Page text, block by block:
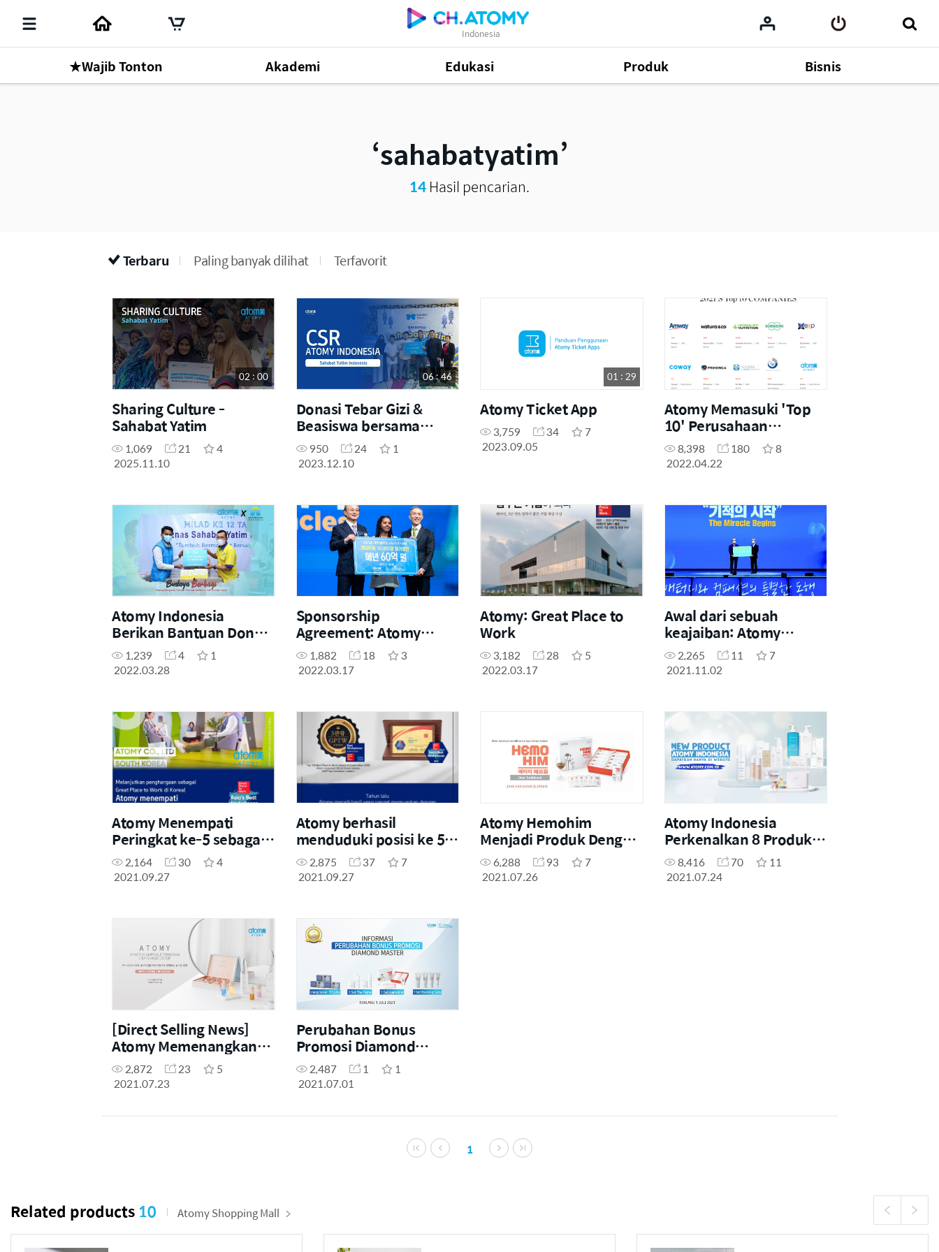
Indonesia
★Wajib Tonton Akademi Edukasi
Informasi Produk505
Mastership Promotion
Produk Bisnis
sahabatyatim
14Hasil pencarian.
Terbaru Paling banyak dilihat Terfavorit
02 : 00
Sharing Culture -
Sahabat Yatim
1,069 21
4
2025.11.10
06 : 46
Donasi Tebar Gizi &
Beasiswa bersama
Sahabat Yatim
950 24
1
2023.12.10
01 : 29
Atomy Ticket App
3,759 34
7
2023.09.05
Atomy Memasuki 'Top
10' Perusahaan
Penjualan Langsung
Secara Global
8,398 180
8
2022.04.22
Atomy Indonesia
Berikan Bantuan Donasi
Berupa Vitamin C
Kepada Sahabat Yatim
1,239 4
1
2022.03.28
Sponsorship
Agreement: Atomy
bersama dengan Anak-
anak Compassion
1,882 18
3
2022.03.17
Atomy: Great Place to
Work
3,182 28
5
2022.03.17
Awal dari sebuah
keajaiban: Atomy
donasi untuk
Compassion
2,265 11
7
2021.11.02
Atomy Menempati
Peringkat ke-5 sebagai
Great Place To Work Se-
Asia2,164 30
4
2021.09.27
Atomy berhasil
menduduki posisi ke 5
sebagai Great Place To
Work se-Asia
2,875 37
7
2021.09.27
Atomy Hemohim
Menjadi Produk Dengan
Penjualan Terbaik
selama 7 tahun
6,288 93
7
2021.07.26
Atomy Indonesia
Perkenalkan 8 Produk
Terbaru Untuk
Perawatan Tubuh dan
8,416 70
11
2021.07.24
[Direct Selling News]
Atomy Memenangkan
Grand Prize di China
Beauty Expo
2,872 23
5
2021.07.23
Perubahan Bonus
Promosi Diamond
Master Per 1 Juli 2021
2,487 1
1
2021.07.01
1
Related products10 Atomy Shopping Mall